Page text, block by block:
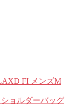
FI メンズM
ョルダーバッグ